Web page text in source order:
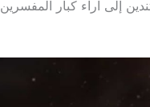
إلى آراء كبار المفسرين